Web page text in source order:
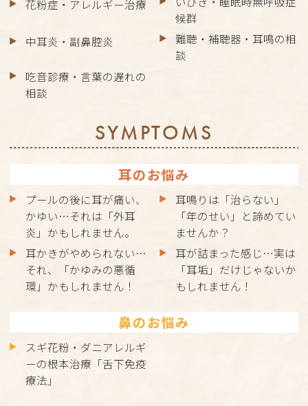
花粉症・アレルギー治療
候群
中耳炎・副鼻腔炎
難聴・補聴器・耳鳴の相
談
吃音診療・言葉の遅れの
相談
SYMPTOMS
耳のお悩み
プールの後に耳が痛い、
かゆい…それは「外耳
炎」かもしれません。
耳鳴りは「治らない」
「年のせい」と諦めてい
ませんか？
耳かきがやめられない…
それ、「かゆみの悪循
環」かもしれません！
耳が詰まった感じ…実は
「耳垢」だけじゃないか
もしれません！
鼻のお悩み
スギ花粉・ダニアレルギ
ーの根本治療「舌下免疫
療法」